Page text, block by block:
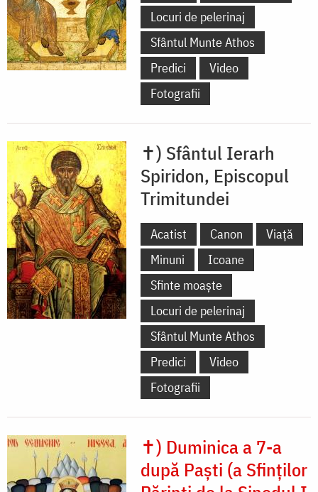
Locuri de pelerinaj
Sfântul Munte Athos
Predici
Video
Fotografii
✝) Sfântul Ierarh
Spiridon, Episcopul
Trimitundei
Acatist Canon
Viață
Minuni
Icoane
Sfinte moaște
Locuri de pelerinaj
Sfântul Munte Athos
Predici
Video
Fotografii
✝) Duminica a 7-a
după Paști (a Sfinților